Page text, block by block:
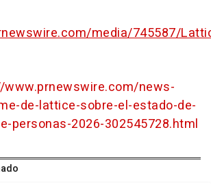
media/745587/
news-
de-lattice-sobre-el-estado-de-
personas-2026-302545728.html